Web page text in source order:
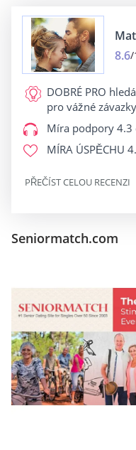
8.6/
DOBRÉ PRO
pro vážné
Míra podpory 4.3
MÍRA ÚSPĚCHU
PŘEČÍST CELOU RECENZI
Seniormatch.com